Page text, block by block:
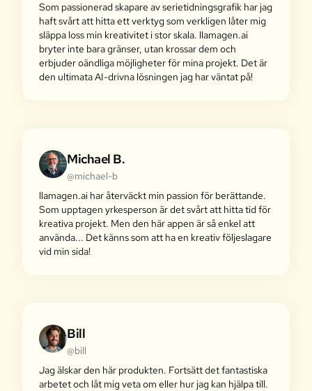
Som passionerad skapare av serietidningsgrafik har jag
haft svårt att hitta ett verktyg som verkligen låter mig
släppa loss min kreativitet i stor skala. llamagen.ai
bryter inte bara gränser, utan krossar dem och
erbjuder oändliga möjligheter för mina projekt. Det är
den ultimata AI-drivna lösningen jag har väntat på!
Michael B.
@michael-b
llamagen.ai har återväckt min passion för berättande.
Som upptagen yrkesperson är det svårt att hitta tid för
kreativa projekt. Men den här appen är så enkel att
använda... Det känns som att ha en kreativ följeslagare
vid min sida!
Bill
@bill
Jag älskar den här produkten. Fortsätt det fantastiska
arbetet och låt mig veta om eller hur jag kan hjälpa till.